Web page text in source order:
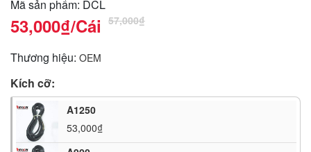
Mã sản phẩm: DCL
53,000₫/Cái 57,000₫
Thương hiệu: OEM
Kích cỡ:
A1250
53,000₫